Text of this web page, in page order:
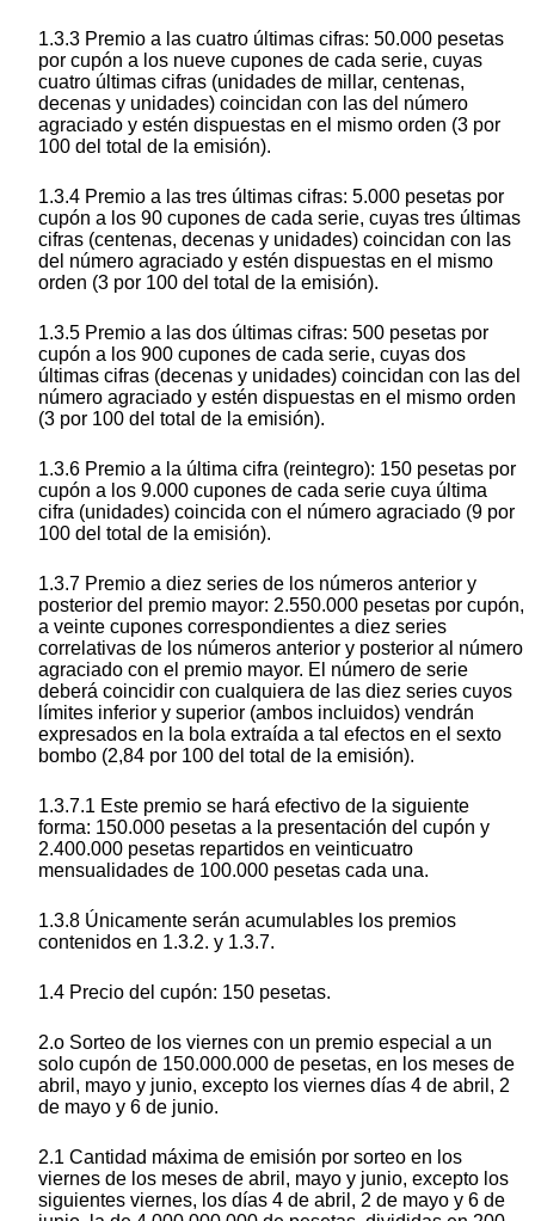
1.3.3 Premio a las cuatro últimas cifras: 50.000 pesetas
por cupón a los nueve cupones de cada serie, cuyas
cuatro últimas cifras (unidades de millar, centenas,
decenas y unidades) coincidan con las del número
agraciado y estén dispuestas en el mismo orden (3 por
100 del total de la emisión).
1.3.4 Premio a las tres últimas cifras: 5.000 pesetas por
cupón a los 90 cupones de cada serie, cuyas tres últimas
cifras (centenas, decenas y unidades) coincidan con las
del número agraciado y estén dispuestas en el mismo
orden (3 por 100 del total de la emisión).
1.3.5 Premio a las dos últimas cifras: 500 pesetas por
cupón a los 900 cupones de cada serie, cuyas dos
últimas cifras (decenas y unidades) coincidan con las del
número agraciado y estén dispuestas en el mismo orden
(3 por 100 del total de la emisión).
1.3.6 Premio a la última cifra (reintegro): 150 pesetas por
cupón a los 9.000 cupones de cada serie cuya última
cifra (unidades) coincida con el número agraciado (9 por
100 del total de la emisión).
1.3.7 Premio a diez series de los números anterior y
posterior del premio mayor: 2.550.000 pesetas por cupón,
a veinte cupones correspondientes a diez series
correlativas de los números anterior y posterior al número
agraciado con el premio mayor. El número de serie
deberá coincidir con cualquiera de las diez series cuyos
límites inferior y superior (ambos incluidos) vendrán
expresados en la bola extraída a tal efectos en el sexto
bombo (2,84 por 100 del total de la emisión).
1.3.7.1 Este premio se hará efectivo de la siguiente
forma: 150.000 pesetas a la presentación del cupón y
2.400.000 pesetas repartidos en veinticuatro
mensualidades de 100.000 pesetas cada una.
1.3.8 Únicamente serán acumulables los premios
contenidos en 1.3.2. y 1.3.7.
1.4 Precio del cupón: 150 pesetas.
2.o Sorteo de los viernes con un premio especial a un
solo cupón de 150.000.000 de pesetas, en los meses de
abril, mayo y junio, excepto los viernes días 4 de abril, 2
de mayo y 6 de junio.
2.1 Cantidad máxima de emisión por sorteo en los
viernes de los meses de abril, mayo y junio, excepto los
siguientes viernes, los días 4 de abril, 2 de mayo y 6 de